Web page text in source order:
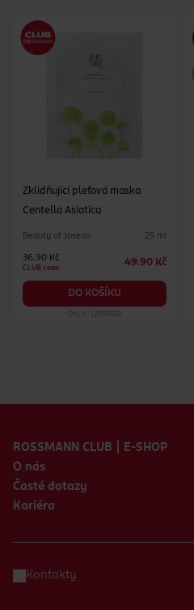
Zklidňující pleťová maska
Centella Asiatica
Beauty of Joseon 25 ml
36.90 Kč
CLUB cena
49.90 Kč
DO KOŠÍKU
Obj. č.: 1205800
ROSSMANN CLUB | E-SHOP
O nás
Časté dotazy
Kariéra
Kontakty